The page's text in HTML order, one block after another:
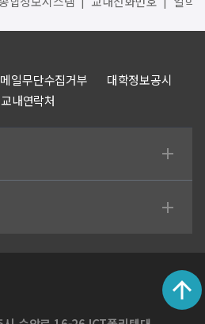
일무단수집거부
대학정보공시
교내연락처